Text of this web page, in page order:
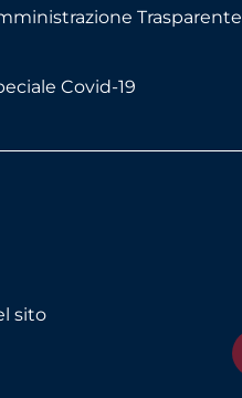
Trasparente
Covid-19
sito